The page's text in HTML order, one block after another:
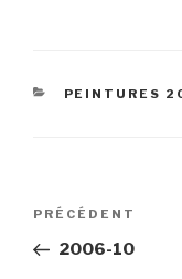
CATÉGORIES
PEINTURES
Navigation
l’article
Article
précédent
PRÉCÉDENT
2006-10